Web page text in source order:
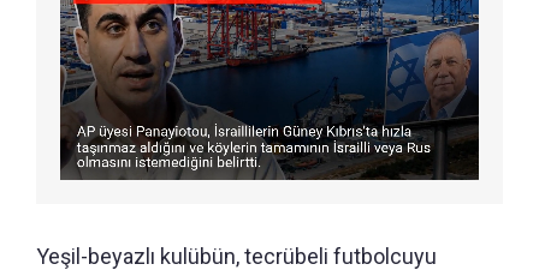
Yeşil-beyazlı kulübün, tecrübeli futbolcuyu